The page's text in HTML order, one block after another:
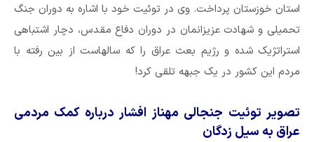
استان خوزستان پرداخت. وی در توئیت خود با اشاره به دوران جنگ
تحمیلی و شهادت عزیزانمان در دوران دفاع مقدس، دچار اشتباهی
استراتژیک شده و رژیم بعث عراق را که سالهاست از بین رفته با
مردم این کشور در یک جبهه تلقی کرد!
تصویر توئیت جنجالی مهناز افشار درباره کمک مردمی
عراق به سیل زدگان